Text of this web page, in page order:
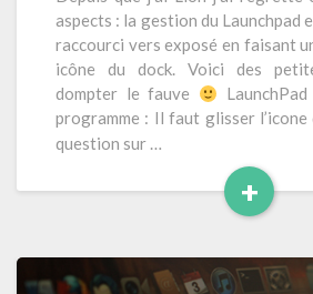
i
o
n
:
q
u
e
e
s
aspects : la gestion du Launchpad
raccourci vers exposé en faisant
icône du dock. Voici des
dompter le fauve
programme : Il faut glisser l’icone
question sur …
+
L
r